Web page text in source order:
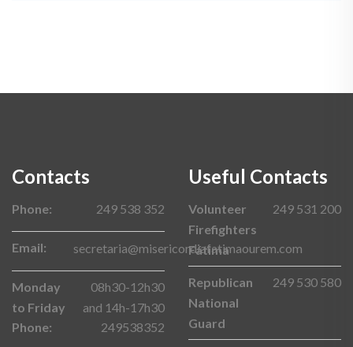
Contacts
Phone: 249 538 352
Email: secretaria@misericordiafatimaourem.com
Monday
to Friday
08h30-12h30
and 14h-17h30
Phone:
249538352
Useful Contacts
Volunteer
Firefighters
Fátima
249 531 200
Republican
National
Guard
249 530 580